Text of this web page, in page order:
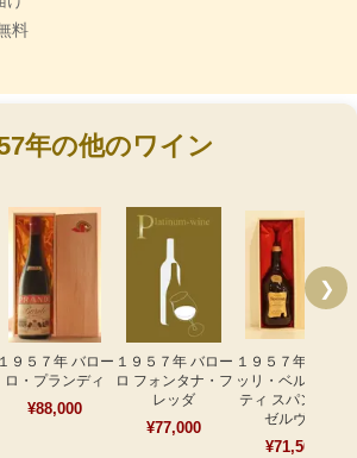
料
年の他のワイン
１９５７年 バロー
ロ・プランディ
¥88,000
１９５７年 バロー
ロ フォンタナ・フ
レッダ
¥77,000
１９５７年フラテ
ッリ・ベルテレッ
ティ スパンナ リ
ゼルヴァ
¥71,500
❯